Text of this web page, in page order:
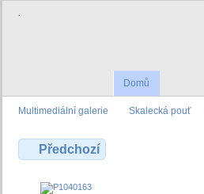
.
Domů
Multimediální galerie Skalecká pouť
Předchozí